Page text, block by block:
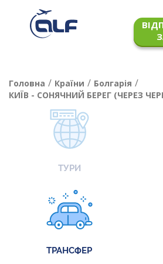
Головна / Країни / Болгарія /
КИЇВ - СОНЯЧНИЙ БЕРЕГ (ЧЕРЕЗ
ТУРИ
ТРАНСФЕР